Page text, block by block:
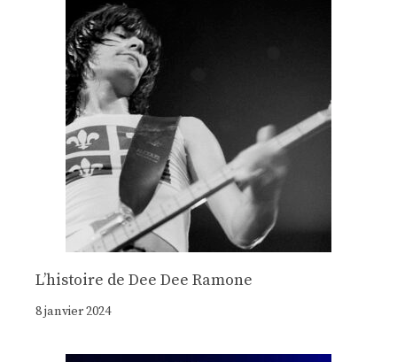
Lʼhistoire de Dee Dee Ramone
8 janvier 2024